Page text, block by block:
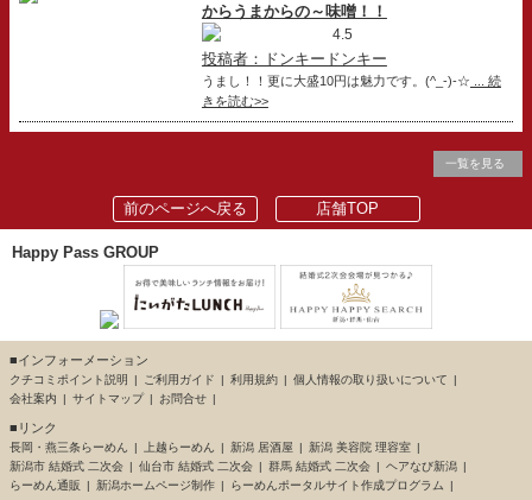
からうまからの～味噌！！
4.5
投稿者：ドンキードンキー
うまし！！更に大盛10円は魅力です。(^_-)-☆ ... 続
きを読む>>
一覧を見る
前のページへ戻る 店舗TOP
Happy Pass GROUP
■インフォーメーション
クチコミポイント説明 ご利用ガイド 利用規約
個人情報の取り扱いについて
会社案内
サイトマップ お問合せ
■リンク
長岡・燕三条らーめん 上越らーめん 新潟 居酒屋
新潟 美容院 理容室
新潟市 結婚式 二次会
仙台市 結婚式 二次会 群馬 結婚式 二次会
ヘアなび新潟
らーめん通販
新潟ホームページ制作 らーめんポータルサイト作成プログラム